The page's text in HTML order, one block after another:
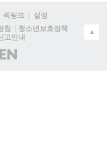
퀵링크
설정
침
청소년보호정책
고안내
)
▲